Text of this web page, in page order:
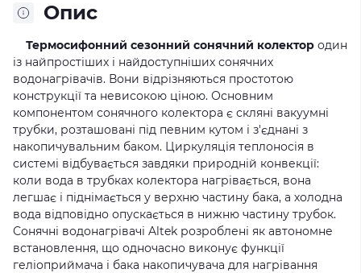
Опис
Термосифонний сезонний сонячний колектор один
із найпростіших і найдоступніших сонячних
водонагрівачів. Вони відрізняються простотою
конструкції та невисокою ціною. Основним
компонентом сонячного колектора є скляні вакуумні
трубки, розташовані під певним кутом і з'єднані з
накопичувальним баком. Циркуляція теплоносія в
системі відбувається завдяки природній конвекції:
коли вода в трубках колектора нагрівається, вона
легшає і піднімається у верхню частину бака, а холодна
вода відповідно опускається в нижню частину трубок.
Сонячні водонагрівачі Altek розроблені як автономне
встановлення, що одночасно виконує функції
геліоприймача і бака накопичувача для нагрівання